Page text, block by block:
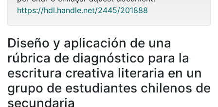
https://hdl.handle.net/2445/201888
Diseño y aplicación de una
rúbrica de diagnóstico para la
escritura creativa literaria en un
grupo de estudiantes chilenos de
secundaria